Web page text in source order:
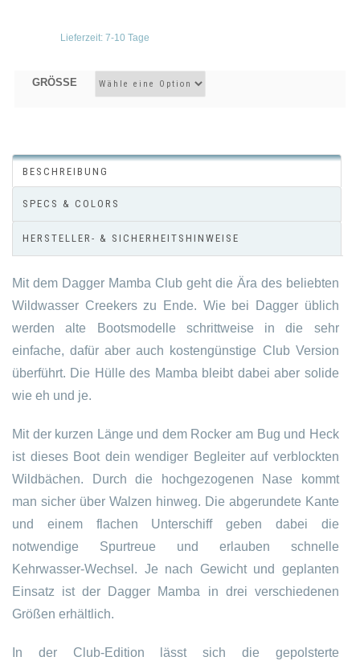
Lieferzeit: 7-10 Tage
GRÖSSE
BESCHREIBUNG
SPECS & COLORS
HERSTELLER- & SICHERHEITSHINWEISE
Mit dem Dagger Mamba Club geht die Ära des beliebten
Wildwasser Creekers zu Ende. Wie bei Dagger üblich
werden alte Bootsmodelle schrittweise in die sehr
einfache, dafür aber auch kostengünstige Club Version
überführt. Die Hülle des Mamba bleibt dabei aber solide
wie eh und je.
Mit der kurzen Länge und dem Rocker am Bug und Heck
ist dieses Boot dein wendiger Begleiter auf verblockten
Wildbächen. Durch die hochgezogenen Nase kommt
man sicher über Walzen hinweg. Die abgerundete Kante
und einem flachen Unterschiff geben dabei die
notwendige Spurtreue und erlauben schnelle
Kehrwasser-Wechsel. Je nach Gewicht und geplanten
Einsatz ist der Dagger Mamba in drei verschiedenen
Größen erhältlich.
In der Club-Edition lässt sich die gepolsterte